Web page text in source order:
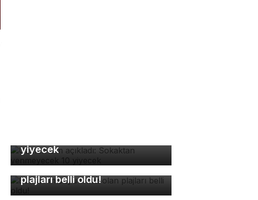
yiyecek
Bursa'nın suyu temiz olan
plajları belli oldu!
Z kuşağı erkekleri